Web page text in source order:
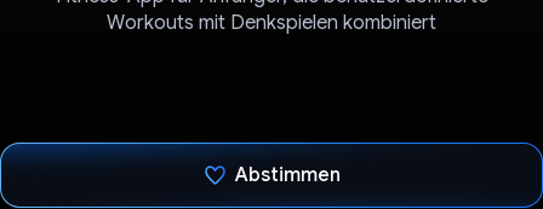
Workouts mit Denkspielen kombiniert
Abstimmen